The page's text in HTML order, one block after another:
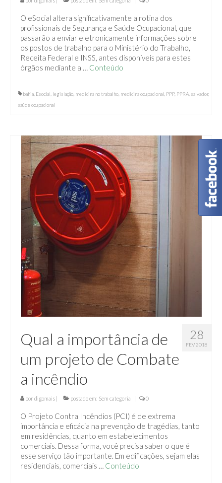
O eSocial altera significativamente a rotina dos
profissionais de Segurança e Saúde Ocupacional, que
passarão a enviar eletronicamente informações sobre
os postos de trabalho para o Ministério do Trabalho,
Receita Federal e INSS, antes disponíveis para estes
órgãos mediante a … Conteúdo
bahia Esocial legislação medicina no trabalho medicina ocupacional PPP, PPRA salvador,
saúde ocupacional
28
FEV 2018
Qual a importância de
um projeto de Combate
a incêndio
pordigomais | postado em: Sem categoria | 0
O Projeto Contra Incêndios (PCI) é de extrema
importância e eficácia na prevenção de tragédias, tanto
em residências, quanto em estabelecimentos
comerciais. Dessa forma, você precisa saber o que é
esse serviço tão importante. Em edificações, sejam elas
residenciais, comerciais … Conteúdo